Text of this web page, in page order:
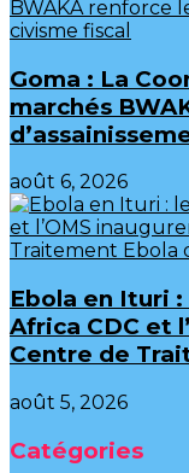
Goma : La
marchés
août 6, 2026
Ebola en Ituri
Africa CDC et
Centre de
août 5, 2026
Catégories